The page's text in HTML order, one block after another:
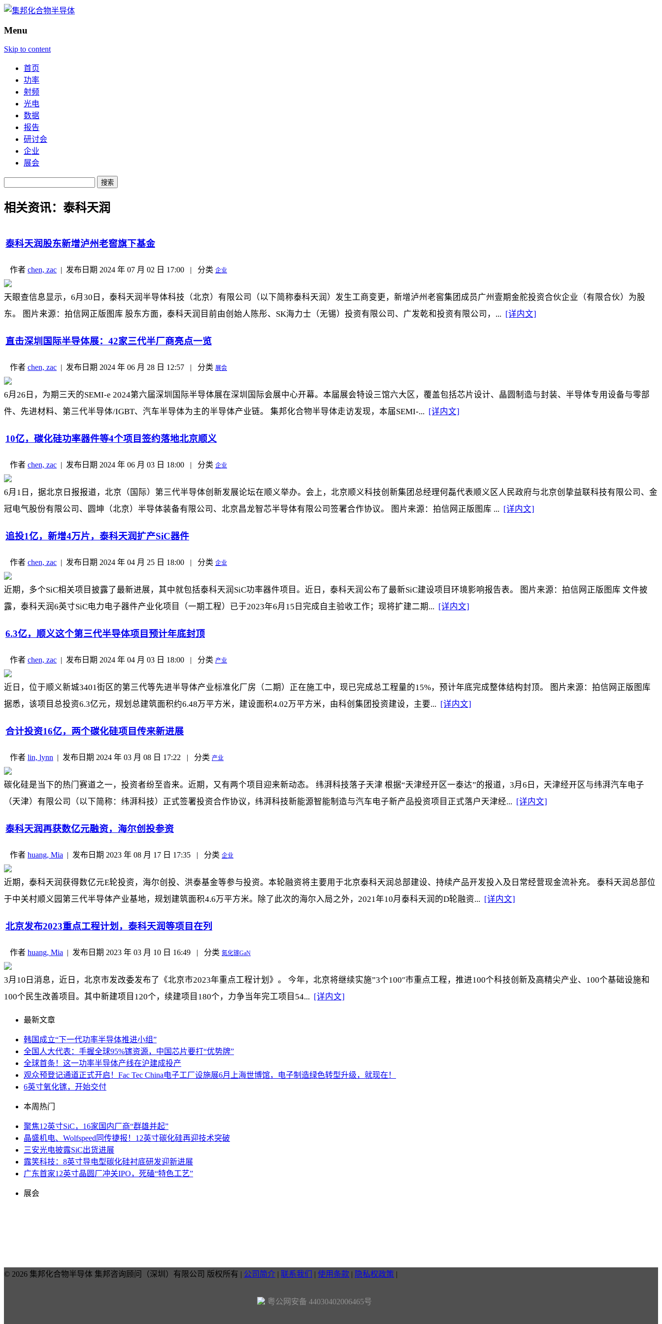
Menu
Skip to content
首页
功率
射频
光电
数据
报告
研讨会
企业
展会
相关资讯： 泰科天润
泰科天润股东新增泸州老窖旗下基金
作者 chen, zac | 发布日期 2024 年 07 月 02 日 17:00 | 分类 企业
天眼查信息显示，6月30日，泰科天润半导体科技（北京）有限公司（以下简称泰科天润）发生工商变更，新增泸州老窖集团成员广州壹期金舵投资合伙企业（有限合伙）为股
东。 图片来源：拍信网正版图库 股东方面，泰科天润目前由创始人陈彤、SK海力士（无锡）投资有限公司、广发乾和投资有限公司，... [详内文]
直击深圳国际半导体展：42家三代半厂商亮点一览
作者 chen, zac | 发布日期 2024 年 06 月 28 日 12:57 | 分类 展会
6月26日，为期三天的SEMI-e 2024第六届深圳国际半导体展在深圳国际会展中心开幕。本届展会特设三馆六大区，覆盖包括芯片设计、晶圆制造与封装、半导体专用设备与零部
件、先进材料、第三代半导体/IGBT、汽车半导体为主的半导体产业链。 集邦化合物半导体走访发现，本届SEMI-... [详内文]
10亿，碳化硅功率器件等4个项目签约落地北京顺义
作者 chen, zac | 发布日期 2024 年 06 月 03 日 18:00 | 分类 企业
6月1日，据北京日报报道，北京（国际）第三代半导体创新发展论坛在顺义举办。会上，北京顺义科技创新集团总经理何磊代表顺义区人民政府与北京创挚益联科技有限公司、金
冠电气股份有限公司、圆坤（北京）半导体装备有限公司、北京昌龙智芯半导体有限公司签署合作协议。 图片来源：拍信网正版图库 ... [详内文]
追投1亿，新增4万片，泰科天润扩产SiC器件
作者 chen, zac | 发布日期 2024 年 04 月 25 日 18:00 | 分类 企业
近期，多个SiC相关项目披露了最新进展，其中就包括泰科天润SiC功率器件项目。近日，泰科天润公布了最新SiC建设项目环境影响报告表。 图片来源：拍信网正版图库 文件披
露，泰科天润6英寸SiC电力电子器件产业化项目（一期工程）已于2023年6月15日完成自主验收工作；现将扩建二期... [详内文]
6.3亿，顺义这个第三代半导体项目预计年底封顶
作者 chen, zac | 发布日期 2024 年 04 月 03 日 18:00 | 分类 产业
近日，位于顺义新城3401街区的第三代等先进半导体产业标准化厂房（二期）正在施工中，现已完成总工程量的15%，预计年底完成整体结构封顶。 图片来源：拍信网正版图库
据悉，该项目总投资6.3亿元，规划总建筑面积约6.48万平方米，建设面积4.02万平方米，由科创集团投资建设，主要... [详内文]
合计投资16亿，两个碳化硅项目传来新进展
作者 lin, lynn | 发布日期 2024 年 03 月 08 日 17:22 | 分类 产业
碳化硅是当下的热门赛道之一，投资者纷至沓来。近期，又有两个项目迎来新动态。 纬湃科技落子天津 根据“天津经开区一泰达”的报道，3月6日，天津经开区与纬湃汽车电子
（天津）有限公司（以下简称：纬湃科技）正式签署投资合作协议，纬湃科技新能源智能制造与汽车电子新产品投资项目正式落户天津经... [详内文]
泰科天润再获数亿元融资，海尔创投参资
作者 huang, Mia | 发布日期 2023 年 08 月 17 日 17:35 | 分类 企业
近期，泰科天润获得数亿元E轮投资，海尔创投、洪泰基金等参与投资。本轮融资将主要用于北京泰科天润总部建设、持续产品开发投入及日常经营现金流补充。 泰科天润总部位
于中关村顺义园第三代半导体产业基地，规划建筑面积4.6万平方米。除了此次的海尔入局之外，2021年10月泰科天润的D轮融资... [详内文]
北京发布2023重点工程计划，泰科天润等项目在列
作者 huang, Mia | 发布日期 2023 年 03 月 10 日 16:49 | 分类 氮化镓GaN
3月10日消息，近日，北京市发改委发布了《北京市2023年重点工程计划》。 今年，北京将继续实施”3个100″市重点工程，推进100个科技创新及高精尖产业、100个基础设施和
100个民生改善项目。其中新建项目120个，续建项目180个，力争当年完工项目54... [详内文]
最新文章
韩国成立“下一代功率半导体推进小组”
全国人大代表：手握全球95%镓资源，中国芯片要打“优势牌”
全球首条！这一功率半导体产线在沪建成投产
观众预登记通道正式开启！Fac Tec China电子工厂设施展6月上海世博馆，电子制造绿色转型升级，就现在！
6英寸氧化镓，开始交付
本周热门
聚焦12英寸SiC，16家国内厂商“群雄并起”
晶盛机电、Wolfspeed同传捷报！12英寸碳化硅再迎技术突破
三安光电披露SiC出货进展
露笑科技：8英寸导电型碳化硅衬底研发迎新进展
广东首家12英寸晶圆厂冲关IPO，死磕“特色工艺”
展会
© 2026 集邦化合物半导体 集邦咨询顾问（深圳）有限公司 版权所有 | 公司简介 | 联系我们 | 使用条款 | 隐私权政策 |
粤公网安备 44030402006465号